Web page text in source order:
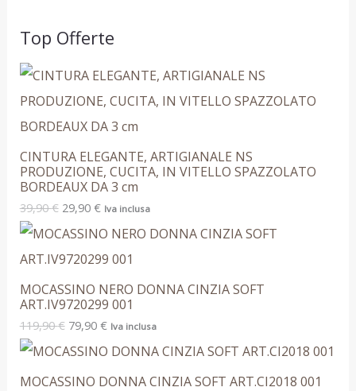
Top Offerte
CINTURA ELEGANTE, ARTIGIANALE NS
PRODUZIONE, CUCITA, IN VITELLO SPAZZOLATO
BORDEAUX DA 3 cm
39,90€ 29,90 € Iva inclusa
MOCASSINO NERO DONNA CINZIA SOFT
ART.IV9720299 001
119,90€ 79,90 € Iva inclusa
MOCASSINO DONNA CINZIA SOFT ART.CI2018 001